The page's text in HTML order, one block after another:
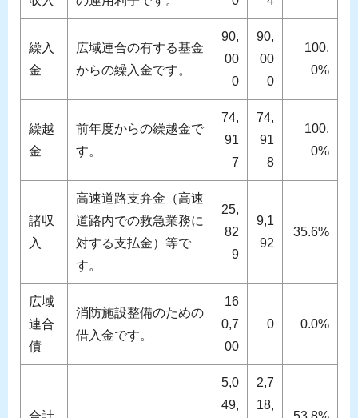
繰入
金
広域連合の有する基金
からの繰入金です。
90,
00
0
90,
00
0
100.
0%
繰越
金
前年度からの繰越金で
す。
74,
91
7
74,
91
8
100.
0%
諸収
入
高速道路支弁金（高速
道路内での救急業務に
対する支払金）等で
す。
25,
82
9
9,1
92
35.6%
広域
連合
債
消防施設整備のための
借入金です。
16
0,7
00
0 0.0%
5,0
49,
2,7
18,